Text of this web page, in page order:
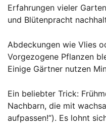
Erfahrungen vieler
und Blütenpracht
Abdeckungen wie Vlies
Vorgezogene Pflanzen
Einige Gärtner nutzen
Ein beliebter Trick:
Nachbarn, die mit
aufpassen!“). Es lohnt